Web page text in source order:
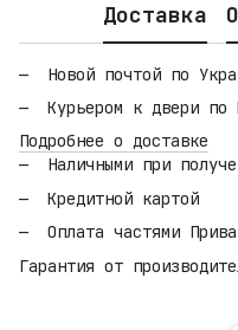
Доставка
Новой почтой по
Курьером к двери
Подробнее о доставке
Наличными при
Кредитной картой
Оплата частями
Гарантия от